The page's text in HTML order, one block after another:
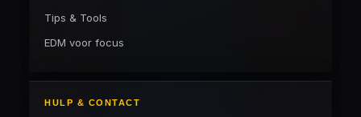
Tips & Tools
EDM voor focus
HULP & CONTACT